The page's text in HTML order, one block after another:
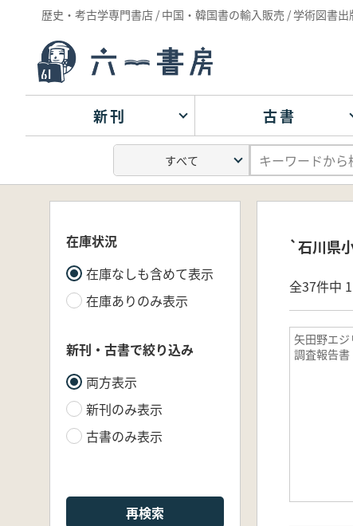
歴史・考古学専門書店 / 中国・韓国書の輸入販売 / 学術図書出
新刊 古書
在庫状況
在庫なしも含めて表示
在庫ありのみ表示
新刊・古書で絞り込み
両方表示
新刊のみ表示
古書のみ表示
再検索
`石川県
全37件中
矢田野エ
調査報告書